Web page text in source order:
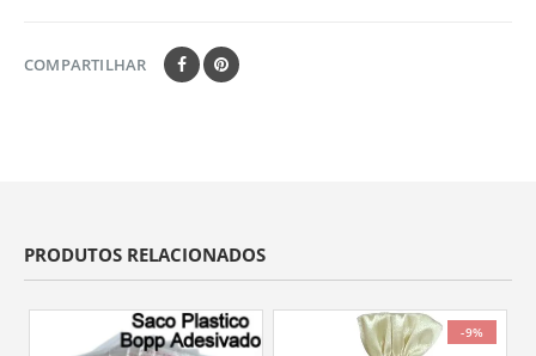
COMPARTILHAR
PRODUTOS RELACIONADOS
-9%